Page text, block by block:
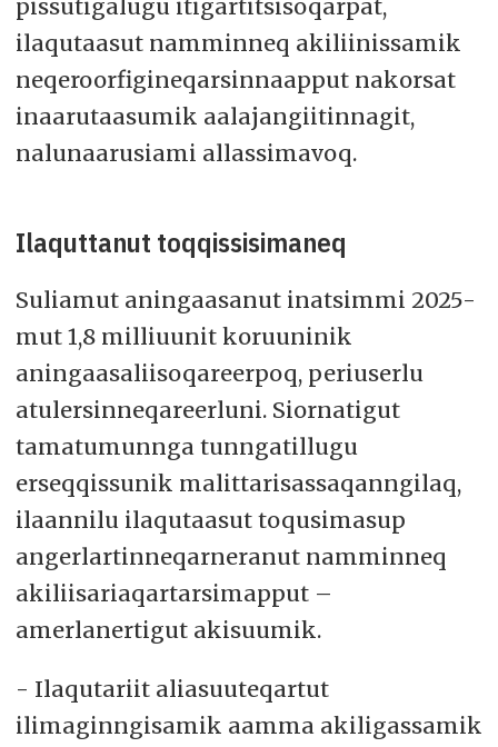
pissutigalugu itigartitsisoqarpat,
ilaqutaasut namminneq akiliinissamik
neqeroorfigineqarsinnaapput nakorsat
inaarutaasumik aalajangiitinnagit,
nalunaarusiami allassimavoq.
Ilaquttanut toqqissisimaneq
Suliamut aningaasanut inatsimmi 2025-
mut 1,8 milliuunit koruuninik
aningaasaliisoqareerpoq, periuserlu
atulersinneqareerluni. Siornatigut
tamatumunnga tunngatillugu
erseqqissunik malittarisassaqanngilaq,
ilaannilu ilaqutaasut toqusimasup
angerlartinneqarneranut namminneq
akiliisariaqartarsimapput –
amerlanertigut akisuumik.
- Ilaqutariit aliasuuteqartut
ilimaginngisamik aamma akiligassamik